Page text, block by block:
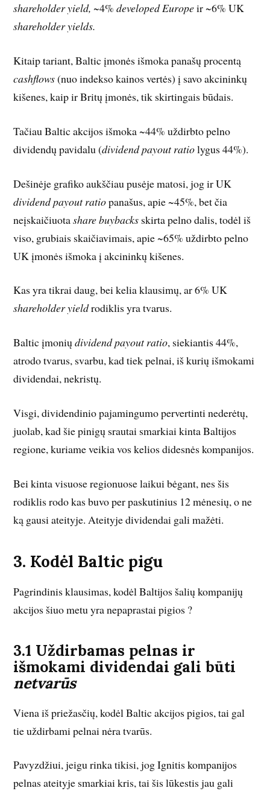
shareholder yield, ~4%developed Europeir ~6% UK
shareholder yields.
Kitaip tariant, Baltic įmonės išmoka panašų procentą
cashflows(nuo indekso kainos vertės) į savo akcininkų
kišenes, kaip ir Britų įmonės, tik skirtingais būdais.
Tačiau Baltic akcijos išmoka ~44% uždirbto pelno
dividendų pavidalu (dividend payout ratiolygus 44%).
Dešinėje grafiko aukščiau pusėje matosi, jog ir UK
dividend payout ratiopanašus, apie ~45%, bet čia
neįskaičiuotashare buybacks skirta pelno dalis, todėl iš
viso, grubiais skaičiavimais, apie ~65% uždirbto pelno
UK įmonės išmoka į akcininkų kišenes.
Kas yra tikrai daug, bei kelia klausimų, ar 6% UK
shareholder yieldrodiklis yra tvarus.
Baltic įmoniųdividend payout ratio, siekiantis 44%,
atrodo tvarus, svarbu, kad tiek pelnai, iš kurių išmokami
dividendai, nekristų.
Visgi, dividendinio pajamingumo pervertinti nederėtų,
juolab, kad šie pinigų srautai smarkiai kinta Baltijos
regione, kuriame veikia vos kelios didesnės kompanijos.
Bei kinta visuose regionuose laikui bėgant, nes šis
rodiklis rodo kas buvo per paskutinius 12 mėnesių, o ne
ką gausi ateityje. Ateityje dividendai gali mažėti.
3. Kodėl Baltic pigu
Pagrindinis klausimas, kodėl Baltijos šalių kompanijų
akcijos šiuo metu yra nepaprastai pigios ?
3.1 Uždirbamas pelnas ir
išmokami dividendai gali būti
netvarūs
Viena iš priežasčių, kodėl Baltic akcijos pigios, tai gal
tie uždirbami pelnai nėra tvarūs.
Pavyzdžiui, jeigu rinka tikisi, jog Ignitis kompanijos
pelnas ateityje smarkiai kris, tai šis lūkestis jau gali